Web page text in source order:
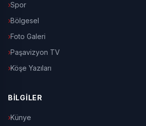
Spor
Bölgesel
Foto Galeri
Paşavizyon TV
Köşe Yazıları
BİLGİLER
Künye